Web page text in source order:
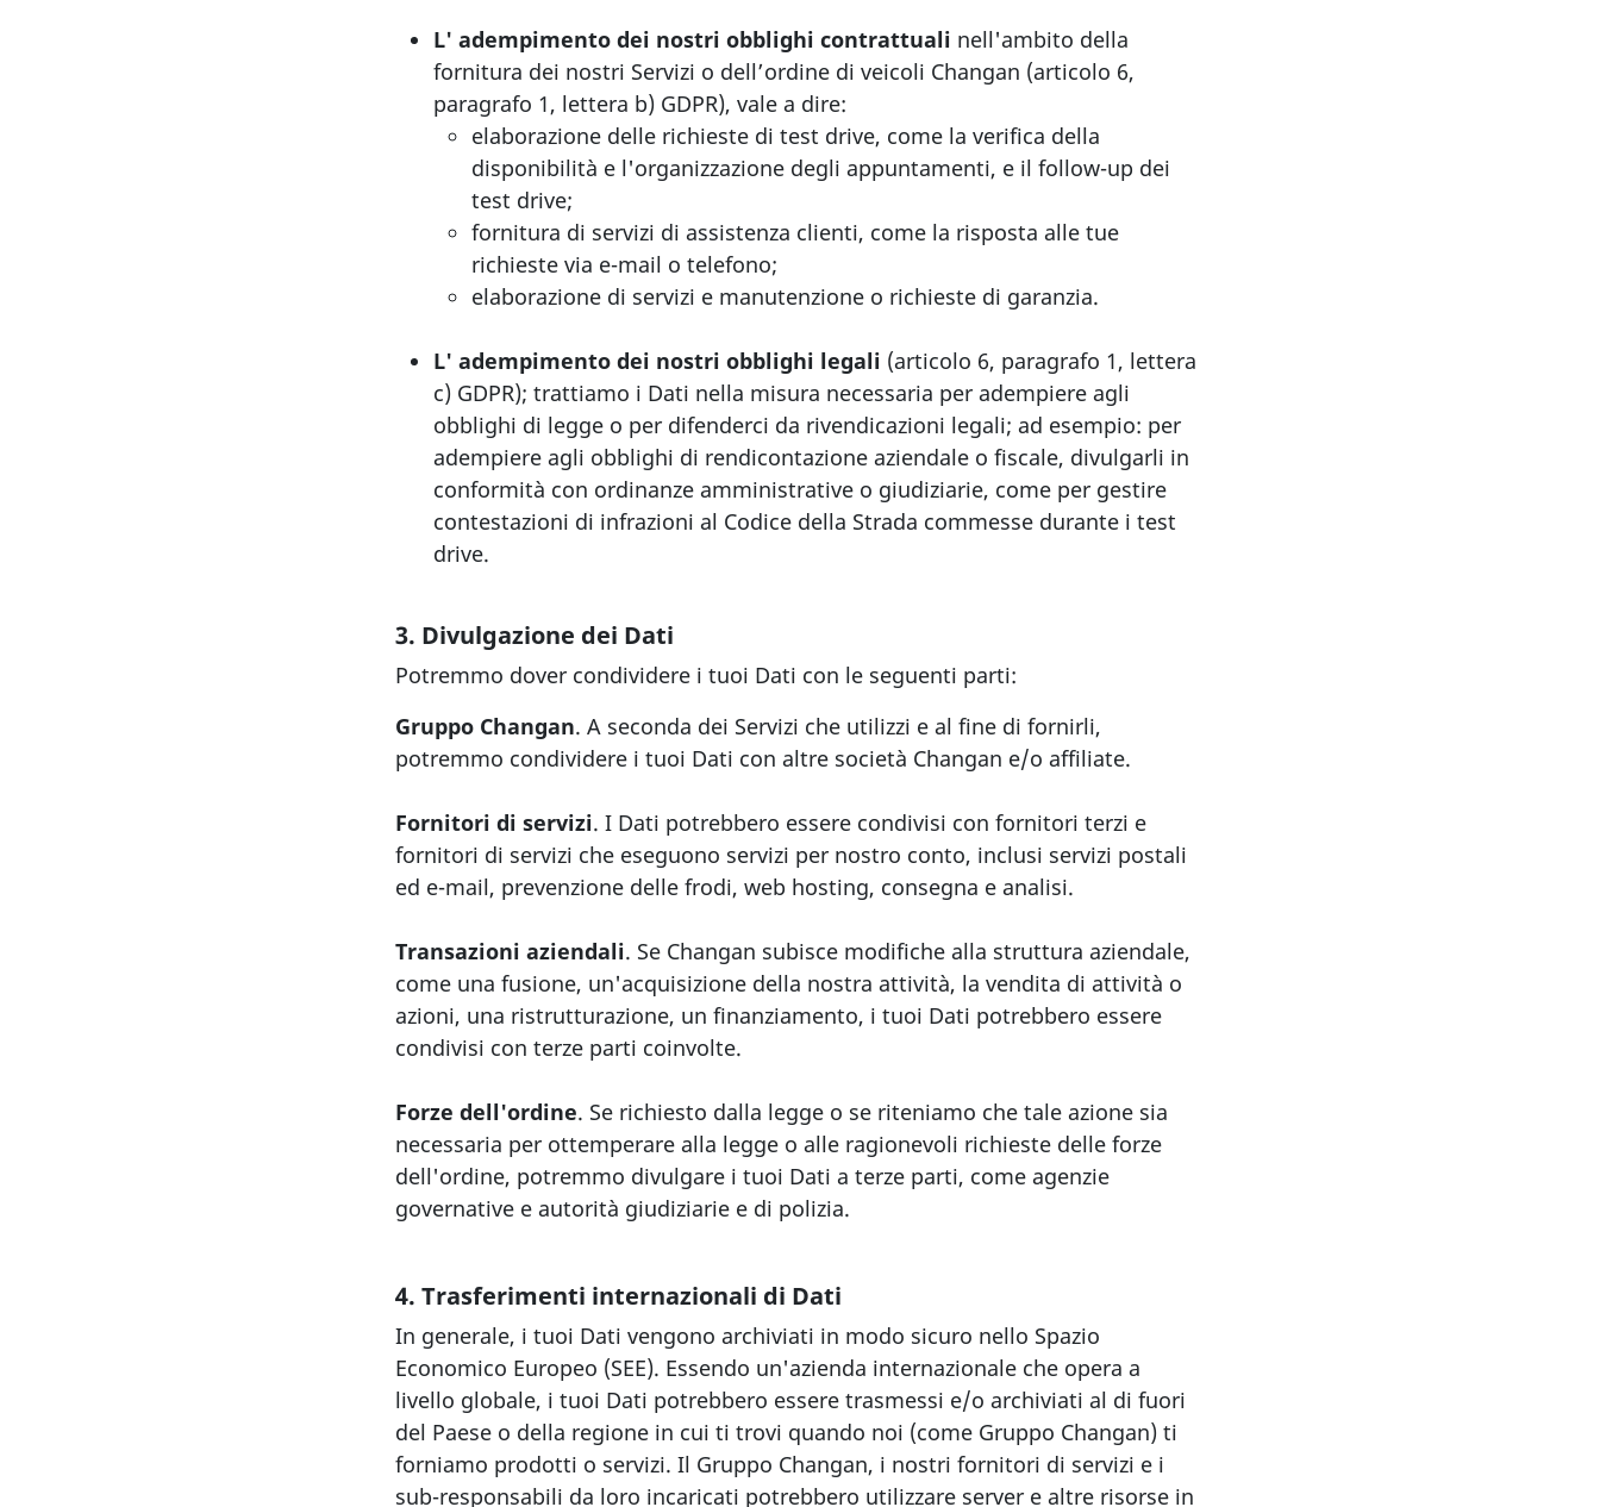
L' adempimento dei nostri obblighi contrattuali nell'ambito della
fornitura dei nostri Servizi o dell’ordine di veicoli Changan (articolo 6,
paragrafo 1, lettera b) GDPR), vale a dire:
elaborazione delle richieste di test drive, come la verifica della
disponibilità e l'organizzazione degli appuntamenti, e il follow-up dei
test drive;
fornitura di servizi di assistenza clienti, come la risposta alle tue
richieste via e-mail o telefono;
elaborazione di servizi e manutenzione o richieste di garanzia.
L' adempimento dei nostri obblighi legali (articolo 6, paragrafo 1, lettera
c) GDPR); trattiamo i Dati nella misura necessaria per adempiere agli
obblighi di legge o per difenderci da rivendicazioni legali; ad esempio: per
adempiere agli obblighi di rendicontazione aziendale o fiscale, divulgarli in
conformità con ordinanze amministrative o giudiziarie, come per gestire
contestazioni di infrazioni al Codice della Strada commesse durante i test
drive.
3. Divulgazione dei Dati
Potremmo dover condividere i tuoi Dati con le seguenti parti:
Gruppo Changan. A seconda dei Servizi che utilizzi e al fine di fornirli,
potremmo condividere i tuoi Dati con altre società Changan e/o affiliate.
Fornitori di servizi. I Dati potrebbero essere condivisi con fornitori terzi e
fornitori di servizi che eseguono servizi per nostro conto, inclusi servizi postali
ed e-mail, prevenzione delle frodi, web hosting, consegna e analisi.
Transazioni aziendali. Se Changan subisce modifiche alla struttura aziendale,
come una fusione, un'acquisizione della nostra attività, la vendita di attività o
azioni, una ristrutturazione, un finanziamento, i tuoi Dati potrebbero essere
condivisi con terze parti coinvolte.
Forze dell'ordine. Se richiesto dalla legge o se riteniamo che tale azione sia
necessaria per ottemperare alla legge o alle ragionevoli richieste delle forze
dell'ordine, potremmo divulgare i tuoi Dati a terze parti, come agenzie
governative e autorità giudiziarie e di polizia.
4. Trasferimenti internazionali di Dati
In generale, i tuoi Dati vengono archiviati in modo sicuro nello Spazio
Economico Europeo (SEE). Essendo un'azienda internazionale che opera a
livello globale, i tuoi Dati potrebbero essere trasmessi e/o archiviati al di fuori
del Paese o della regione in cui ti trovi quando noi (come Gruppo Changan) ti
forniamo prodotti o servizi. Il Gruppo Changan, i nostri fornitori di servizi e i
sub-responsabili da loro incaricati potrebbero utilizzare server e altre risorse in